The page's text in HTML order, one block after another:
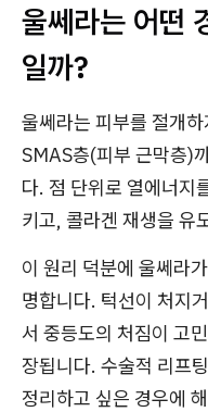
울쎄라는 어떤
일까?
울쎄라는 피부를 절개
SMAS층(피부 근막층)
다. 점 단위로 열에너지
키고, 콜라겐 재생을 유
이 원리 덕분에 울쎄라
명합니다. 턱선이 처지
서 중등도의 처짐이 고
장됩니다. 수술적 리프
정리하고 싶은 경우에